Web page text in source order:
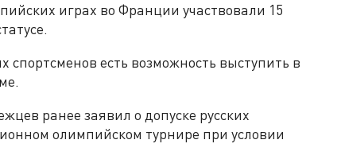
играх во Франции участвовали 15
спортсменов есть возможность выступить в
ранее заявил о допуске русских
олимпийском турнире при условии